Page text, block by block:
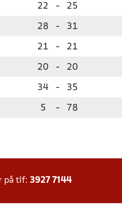
22 - 25
28 - 31
21 - 21
20 - 20
34 - 35
5 - 78
på tlf: 3927 7144